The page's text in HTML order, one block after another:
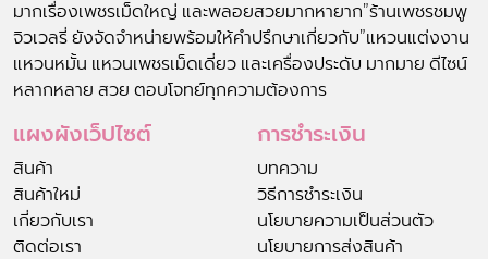
มากเรื่องเพชรเม็ดใหญ่ และพลอยสวยมากหายาก”ร้านเพชรชมพู
จิวเวลรี่ ยังจัดจำหน่ายพร้อมให้คำปรึกษาเกี่ยวกับ”แหวนแต่งงาน
แหวนหมั้น แหวนเพชรเม็ดเดี่ยว และเครื่องประดับ มากมาย ดีไซน์
หลากหลาย สวย ตอบโจทย์ทุกความต้องการ
แผงผังเว็ปไซต์
สินค้า
สินค้าใหม่
เกี่ยวกับเรา
ติดต่อเรา
การชำระเงิน
บทความ
วิธีการชำระเงิน
นโยบายความเป็นส่วนตัว
นโยบายการส่งสินค้า